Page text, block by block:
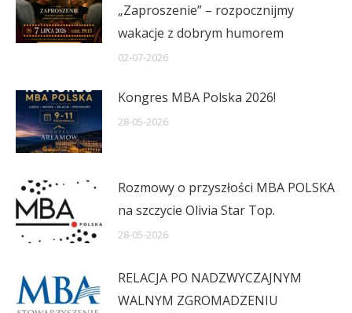
„Zaproszenie” – rozpocznijmy
wakacje z dobrym humorem
02-07-2026
Kongres MBA Polska 2026!
28-05-2026
Rozmowy o przyszłości MBA POLSKA
na szczycie Olivia Star Top.
28-05-2026
RELACJA PO NADZWYCZAJNYM
WALNYM ZGROMADZENIU